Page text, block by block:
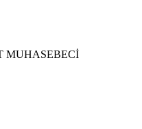
MUHASEBECİ